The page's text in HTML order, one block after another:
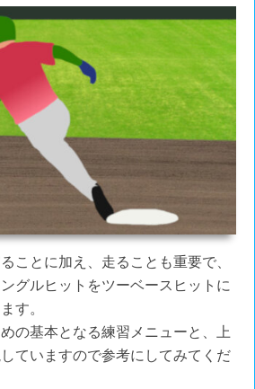
ことに加え、走ることも重要で、
グルヒットをツーベースヒットに
す。
の基本となる練習メニューと、上
ていますので参考にしてみてくだ